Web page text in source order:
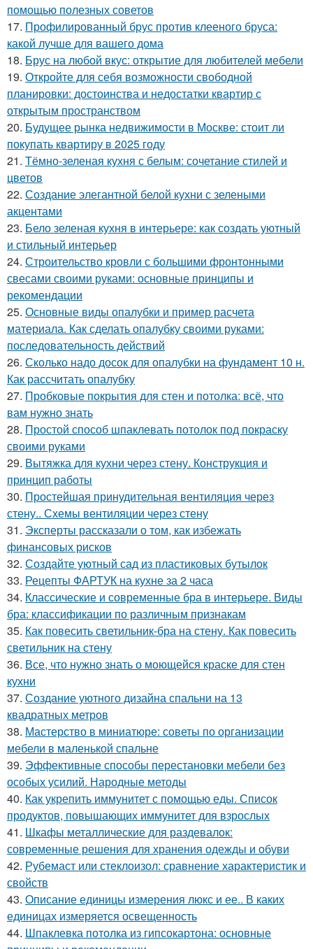
помощью полезных советов
17. Профилированный брус против клееного бруса:
какой лучше для вашего дома
18. Брус на любой вкус: открытие для любителей мебели
19. Откройте для себя возможности свободной
планировки: достоинства и недостатки квартир с
открытым пространством
20. Будущее рынка недвижимости в Москве: стоит ли
покупать квартиру в 2025 году
21. Тёмно-зеленая кухня с белым: сочетание стилей и
цветов
22. Создание элегантной белой кухни с зелеными
акцентами
23. Бело зеленая кухня в интерьере: как создать уютный
и стильный интерьер
24. Строительство кровли с большими фронтонными
свесами своими руками: основные принципы и
рекомендации
25. Основные виды опалубки и пример расчета
материала. Как сделать опалубку своими руками:
последовательность действий
26. Сколько надо досок для опалубки на фундамент 10 н.
Как рассчитать опалубку
27. Пробковые покрытия для стен и потолка: всё, что
вам нужно знать
28. Простой способ шпаклевать потолок под покраску
своими руками
29. Вытяжка для кухни через стену. Конструкция и
принцип работы
30. Простейшая принудительная вентиляция через
стену.. Схемы вентиляции через стену
31. Эксперты рассказали о том, как избежать
финансовых рисков
32. Создайте уютный сад из пластиковых бутылок
33. Рецепты ФАРТУК на кухне за 2 часа
34. Классические и современные бра в интерьере. Виды
бра: классификации по различным признакам
35. Как повесить светильник-бра на стену. Как повесить
светильник на стену
36. Все, что нужно знать о моющейся краске для стен
кухни
37. Создание уютного дизайна спальни на 13
квадратных метров
38. Мастерство в миниатюре: советы по организации
мебели в маленькой спальне
39. Эффективные способы перестановки мебели без
особых усилий. Народные методы
40. Как укрепить иммунитет с помощью еды. Список
продуктов, повышающих иммунитет для взрослых
41. Шкафы металлические для раздевалок:
современные решения для хранения одежды и обуви
42. Рубемаст или стеклоизол: сравнение характеристик и
свойств
43. Описание единицы измерения люкс и ее.. В каких
единицах измеряется освещенность
44. Шпаклевка потолка из гипсокартона: основные